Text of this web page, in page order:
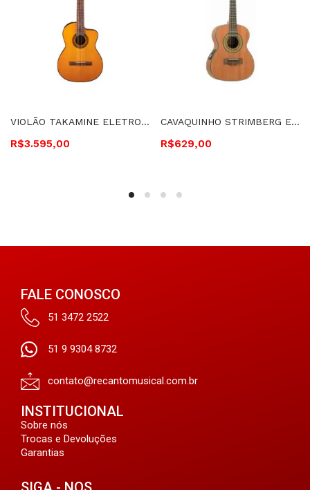
VIOLÃO TAKAMINE ELETROACÚSTICO, CORDAS DE NYLON – GC1CE N
R$3.595,00
CAVAQUINHO STRIMBERG ELETROACÚSTICO – CS25E MGS
R$629,00
FALE CONOSCO
51 3472 2522
51 9 9304 8732
contato@recantomusical.com.br
INSTITUCIONAL
Sobre nós
Trocas e Devoluções
Garantias